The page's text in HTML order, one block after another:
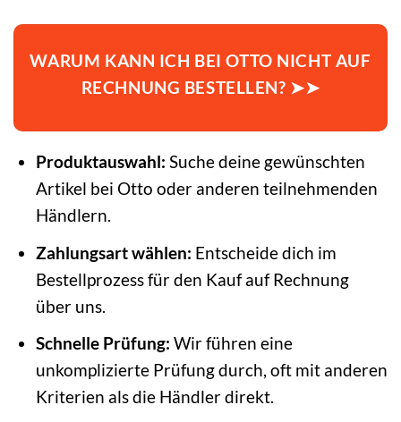
WARUM KANN ICH BEI OTTO NICHT AUF
RECHNUNG BESTELLEN? ➤➤
Produktauswahl: Suche deine gewünschten
Artikel bei Otto oder anderen teilnehmenden
Händlern.
Zahlungsart wählen: Entscheide dich im
Bestellprozess für den Kauf auf Rechnung
über uns.
Schnelle Prüfung: Wir führen eine
unkomplizierte Prüfung durch, oft mit anderen
Kriterien als die Händler direkt.